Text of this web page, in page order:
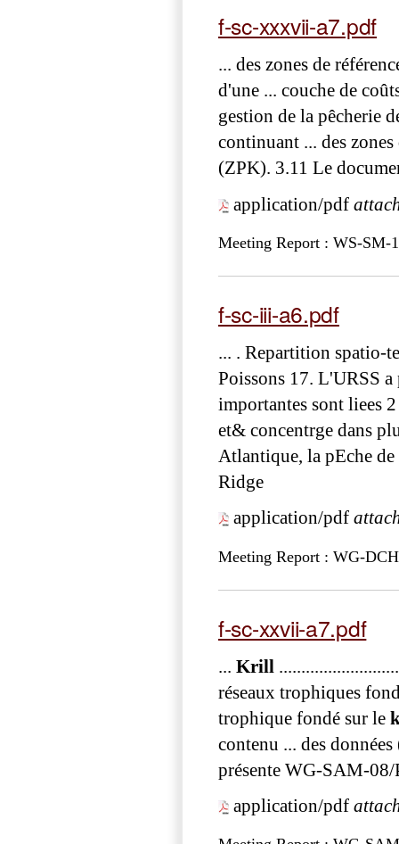
f-sc-xxxvii-a7.pdf
... des zones de
d'une ... couche de
gestion de la pêcherie
continuant ... des
(ZPK). 3.11 Le
application/pdf
Meeting Report : WS-SM-
f-sc-iii-a6.pdf
... . Repartition spatio-
Poissons 17. L'URSS a
importantes sont liees
et& concentrge dans
Atlantique, la pEche de
Ridge
application/pdf
Meeting Report : WG-
f-sc-xxvii-a7.pdf
... Krill
réseaux trophiques
trophique fondé sur le
contenu ... des
présente WG-SAM-08/
application/pdf